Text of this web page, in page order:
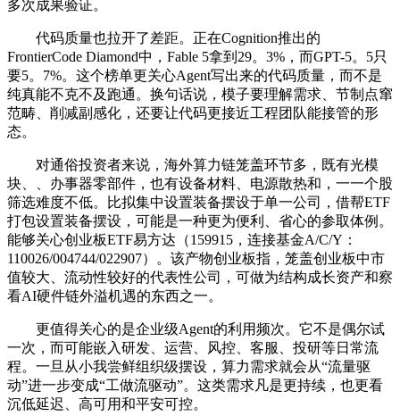
多次成果验证。
代码质量也拉开了差距。正在Cognition推出的
FrontierCode Diamond中，Fable 5拿到29。3%，而GPT-5。5只
要5。7%。这个榜单更关心Agent写出来的代码质量，而不是
纯真能不克不及跑通。换句话说，模子要理解需求、节制点窜
范畴、削减副感化，还要让代码更接近工程团队能接管的形
态。
对通俗投资者来说，海外算力链笼盖环节多，既有光模
块、、办事器零部件，也有设备材料、电源散热和，一一个股
筛选难度不低。比拟集中设置装备摆设于单一公司，借帮ETF
打包设置装备摆设，可能是一种更为便利、省心的参取体例。
能够关心创业板ETF易方达（159915，连接基金A/C/Y：
110026/004744/022907）。该产物创业板指，笼盖创业板中市
值较大、流动性较好的代表性公司，可做为结构成长资产和察
看AI硬件链外溢机遇的东西之一。
更值得关心的是企业级Agent的利用频次。它不是偶尔试
一次，而可能嵌入研发、运营、风控、客服、投研等日常流
程。一旦从小我尝鲜组织级摆设，算力需求就会从“流量驱
动”进一步变成“工做流驱动”。这类需求凡是更持续，也更看
沉低延迟、高可用和平安可控。